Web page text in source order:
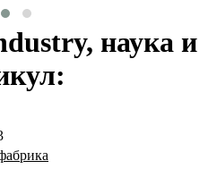
наука и